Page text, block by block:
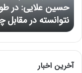
ایران، هیچگاه
قدرتی بایستد
آخرین اخبار